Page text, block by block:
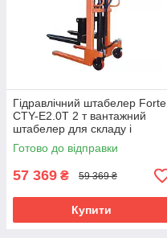
Гідравлічний штабелер Forte
CTY-E2.0T 2 т вантажний
штабелер для складу і
логістики
Готово до відправки
57 369 ₴ 59 369 ₴
Купити